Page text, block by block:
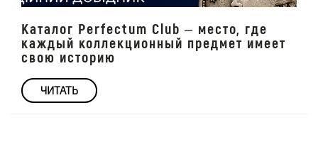
Каталог Perfectum Club – место, где
каждый коллекционный предмет имеет
свою историю
ЧИТАТЬ